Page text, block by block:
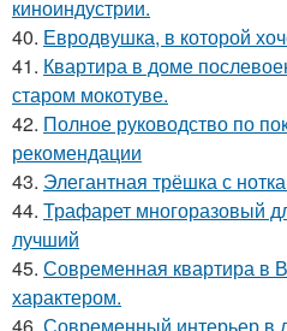
киноиндустрии.
40. Евродвушка, в которой
41. Квартира в доме
старом мокотуве.
42. Полное руководство по
рекомендации
43. Элегантная трёшка с
44. Трафарет многоразовый
лучший
45. Современная квартира в
характером.
46. Современный интерьер в